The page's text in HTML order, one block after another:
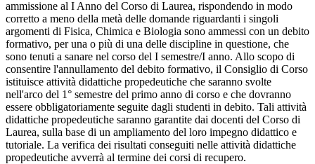
ammissione al I Anno del Corso di Laurea, rispondendo in modo
corretto a meno della metà delle domande riguardanti i singoli
argomenti di Fisica, Chimica e Biologia sono ammessi con un debito
formativo, per una o più di una delle discipline in questione, che
sono tenuti a sanare nel corso del I semestre/I anno. Allo scopo di
consentire l'annullamento del debito formativo, il Consiglio di Corso
istituisce attività didattiche propedeutiche che saranno svolte
nell'arco del 1° semestre del primo anno di corso e che dovranno
essere obbligatoriamente seguite dagli studenti in debito. Tali attività
didattiche propedeutiche saranno garantite dai docenti del Corso di
Laurea, sulla base di un ampliamento del loro impegno didattico e
tutoriale. La verifica dei risultati conseguiti nelle attività didattiche
propedeutiche avverrà al termine dei corsi di recupero.